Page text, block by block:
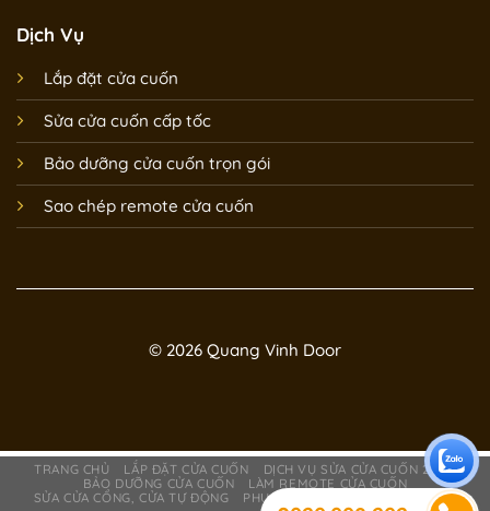
Dịch Vụ
Lắp đặt cửa cuốn
Sửa cửa cuốn cấp tốc
Bảo dưỡng cửa cuốn trọn gói
Sao chép remote cửa cuốn
© 2026 Quang Vinh Door
TRANG CHỦ LẮP ĐẶT CỬA CUỐN
DỊCH VỤ SỬA CỬA CUỐN 24/7
BẢO DƯỠNG CỬA CUỐN
LÀM REMOTE CỬA CUỐN
SỬA CỬA CỔNG, CỬA TỰ ĐỘNG
PHỤ KIỆN CỬA CUỐN GIỚI THIỆU